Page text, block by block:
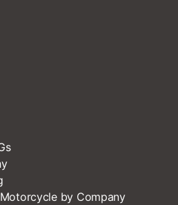
by Company